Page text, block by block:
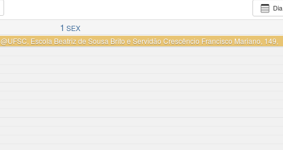
Dia
1 SEX
@UFSC, Escola Beatriz de Sousa Brito e Servidão Crescêncio Francisco Mariano, 149,